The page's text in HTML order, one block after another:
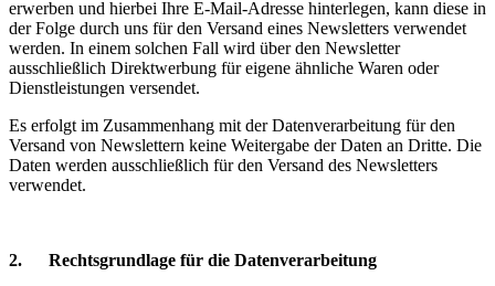
erwerben und hierbei Ihre E-Mail-Adresse hinterlegen, kann diese in
der Folge durch uns für den Versand eines Newsletters verwendet
werden. In einem solchen Fall wird über den Newsletter
ausschließlich Direktwerbung für eigene ähnliche Waren oder
Dienstleistungen versendet.
Es erfolgt im Zusammenhang mit der Datenverarbeitung für den
Versand von Newslettern keine Weitergabe der Daten an Dritte. Die
Daten werden ausschließlich für den Versand des Newsletters
verwendet.
2. Rechtsgrundlage für die Datenverarbeitung